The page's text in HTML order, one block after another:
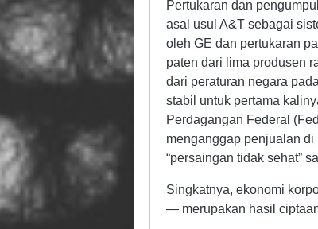
Pertukaran dan
asal usul A&T sebagai
oleh GE dan pertukaran
paten dari lima produsen
dari peraturan negara
stabil untuk pertama
Perdagangan Federal
menganggap penjualan
“persaingan tidak sehat”
Singkatnya, ekonomi
— merupakan hasil